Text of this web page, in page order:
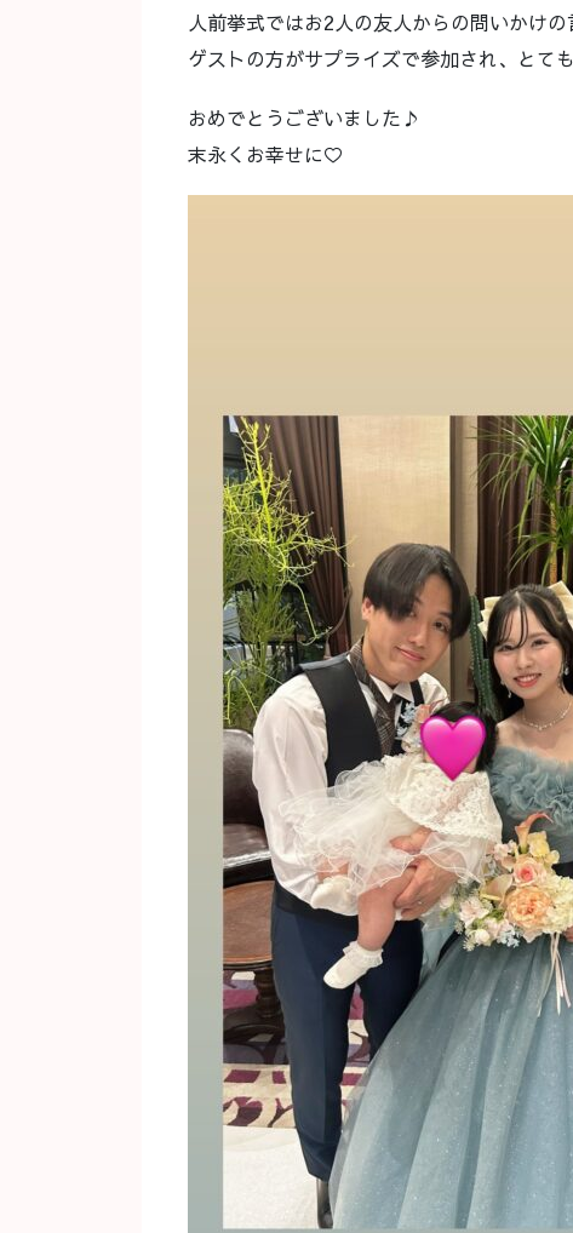
人前挙式ではお2人の友人からの問いかけ
ゲストの方がサプライズで参加され、とて
おめでとうございました♪
末永くお幸せに♡